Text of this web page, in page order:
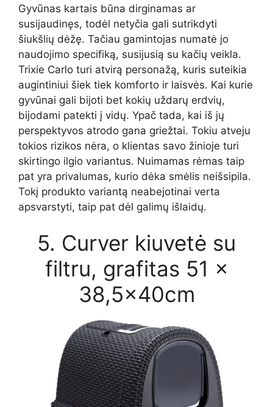
Gyvūnas kartais būna dirginamas ar
susijaudinęs, todėl netyčia gali sutrikdyti
šiukšlių dėžę. Tačiau gamintojas numatė jo
naudojimo specifiką, susijusią su kačių veikla.
Trixie Carlo turi atvirą personažą, kuris suteikia
augintiniui šiek tiek komforto ir laisvės. Kai kurie
gyvūnai gali bijoti bet kokių uždarų erdvių,
bijodami patekti į vidų. Ypač tada, kai iš jų
perspektyvos atrodo gana griežtai. Tokiu atveju
tokios rizikos nėra, o klientas savo žinioje turi
skirtingo ilgio variantus. Nuimamas rėmas taip
pat yra privalumas, kurio dėka smėlis neišsipila.
Tokį produkto variantą neabejotinai verta
apsvarstyti, taip pat dėl ​​galimų išlaidų.
5. Curver kiuvetė su
filtru, grafitas 51 ×
38,5x40cm